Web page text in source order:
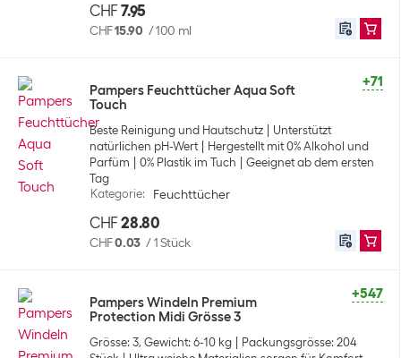
CHF 7.95
CHF15.90 /100 ml
+71
Pampers Feuchttücher Aqua Soft
Touch
Beste Reinigung und Hautschutz
Unterstützt
natürlichen pH-Wert
Hergestellt mit 0% Alkohol und
Parfüm
0% Plastik im Tuch
Geeignet ab dem ersten
Tag
Kategorie: Feuchttücher
CHF 28.80
CHF0.03 /1 Stück
+547
Pampers Windeln Premium
Protection Midi Grösse 3
Grösse: 3, Gewicht: 6-10 kg
Packungsgrösse: 204